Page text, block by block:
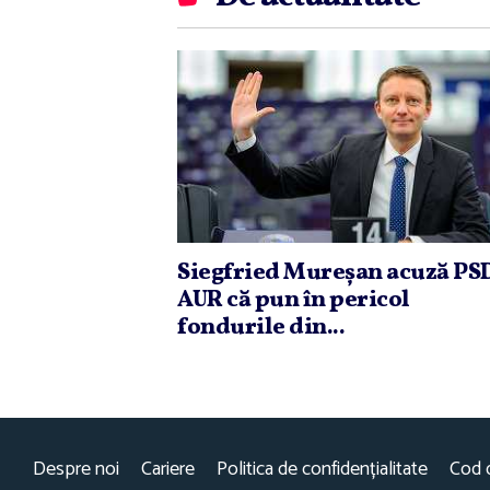
Siegfried Mureşan acuză
AUR că pun în pericol
fondurile din...
Despre noi Cariere Politica de confidențialitate Cod